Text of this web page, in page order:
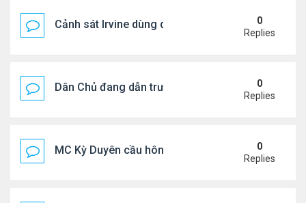
Cảnh sát Irvine dùng drone bắt kẻ trộm trong
0
Replies
Dân Chủ đang dẫn trước Cộng Hòa trong các
0
Replies
MC Kỳ Duyên cầu hôn lại chồng cũ
0
Replies